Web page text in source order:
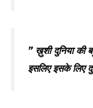
” ख़ुशी दुनिया की
इसलिए इसके लिए